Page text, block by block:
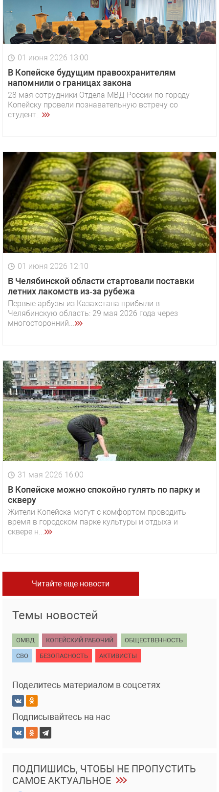
01 июня 2026 13:00
В Копейске будущим правоохранителям
напомнили о границах закона
28 мая сотрудники Отдела МВД России по городу
Копейску провели познавательную встречу со
студент...
01 июня 2026 12:10
В Челябинской области стартовали поставки
летних лакомств из‑за рубежа
Первые арбузы из Казахстана прибыли в
Челябинскую область: 29 мая 2026 года через
многосторонний...
31 мая 2026 16:00
В Копейске можно спокойно гулять по парку и
скверу
Жители Копейска могут с комфортом проводить
время в городском парке культуры и отдыха и
сквере н...
Читайте еще новости
Темы новостей
ОМВД КОПЕЙСКИЙ РАБОЧИЙ ОБЩЕСТВЕННОСТЬ
СВО БЕЗОПАСНОСТЬ АКТИВИСТЫ
Поделитесь материалом в соцсетях
Подписывайтесь на нас
ПОДПИШИСЬ, ЧТОБЫ НЕ ПРОПУСТИТЬ
САМОЕ АКТУАЛЬНОЕ